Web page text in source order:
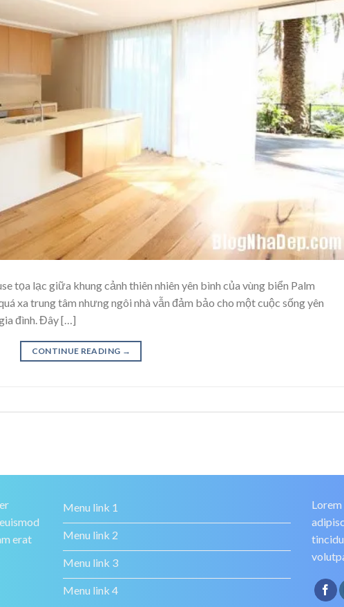
tọa lạc giữa khung cảnh thiên nhiên yên bình của vùng biển Palm
xa trung tâm nhưng ngôi nhà vẫn đảm bảo cho một cuộc sống yên
đình. Đây […]
CONTINUE READING →
erat
Menu link 1
Menu link 2
Menu link 3
Menu link 4